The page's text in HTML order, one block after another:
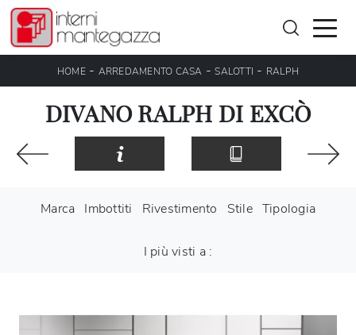
HOME- ARREDAMENTO CASA -SALOTTI - RALPH
DIVANO RALPH DI EXCÒ
Marca Imbottiti Rivestimento Stile Tipologia
I più visti a :